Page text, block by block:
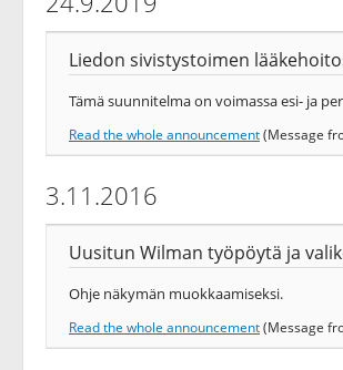
Liedon sivistystoimen
Tämä suunnitelma on voimassa esi- ja
Read the whole announcement(Message
3.11.2016
Uusitun Wilman työpöytä ja
Ohje näkymän muokkaamiseksi.
Read the whole announcement(Message